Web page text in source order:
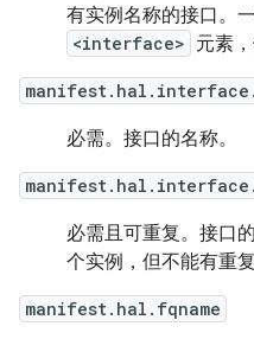
有实例名称的接口。
<interface> 元素
必需。接口的名称。
必需且可重复。接口
个实例，但不能有重
manifest.hal.fqname